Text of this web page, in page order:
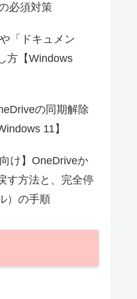
必須対策
「ドキュメン
方【Windows
の同期解除
11】
け】OneDriveか
す方法と、完全停
）の手順